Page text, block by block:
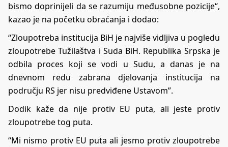
bismo doprinijeli da se razumiju međusobne pozicije“,
kazao je na početku obraćanja i dodao:
“Zloupotreba institucija BiH je najviše vidljiva u pogledu
zloupotrebe Tužilaštva i Suda BiH. Republika Srpska je
odbila proces koji se vodi u Sudu, a danas je na
dnevnom redu zabrana djelovanja institucija na
području RS jer nisu predviđene Ustavom”.
Dodik kaže da nije protiv EU puta, ali jeste protiv
zloupotrebe tog puta.
“Mi nismo protiv EU puta ali jesmo protiv zloupotrebe